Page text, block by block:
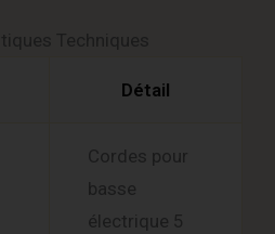
Détail
Cordes pour
basse
électrique 5